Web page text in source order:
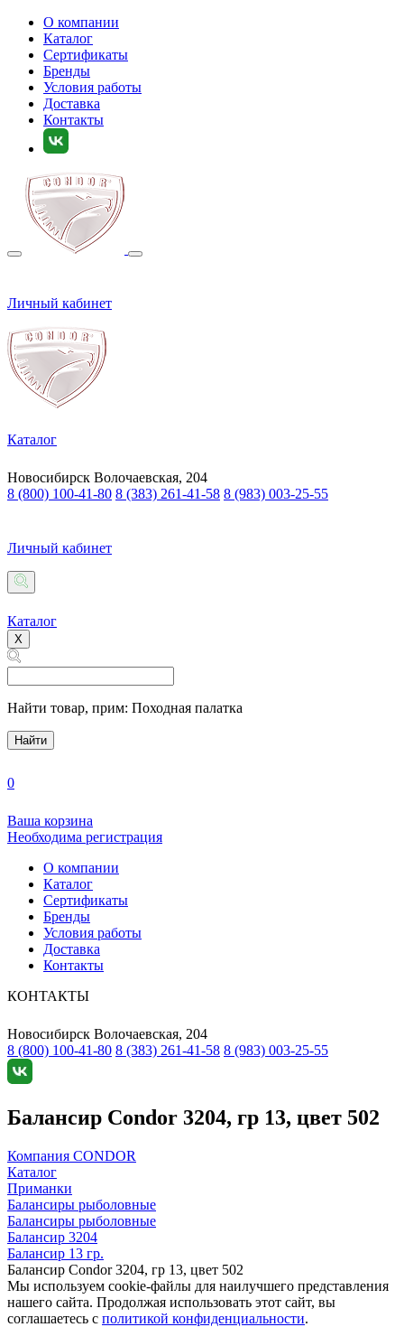
О компании
Каталог
Сертификаты
Бренды
Условия работы
Доставка
Контакты
Личный кабинет
Каталог
Новосибирск Волочаевская, 204
8 (800) 100-41-80 8 (383) 261-41-58 8 (983) 003-25-55
Личный кабинет
Каталог
X
Найти товар, прим: Походная палатка
Найти
0
Ваша корзина
Необходима регистрация
О компании
Каталог
Сертификаты
Бренды
Условия работы
Доставка
Контакты
КОНТАКТЫ
Новосибирск Волочаевская, 204
8 (800) 100-41-80 8 (383) 261-41-58 8 (983) 003-25-55
Балансир Condor 3204, гр 13, цвет 502
Компания CONDOR
Каталог
Приманки
Балансиры рыболовные
Балансиры рыболовные
Балансир 3204
Балансир 13 гр.
Балансир Condor 3204, гр 13, цвет 502
Мы используем cookie-файлы для наилучшего представления
нашего сайта. Продолжая использовать этот сайт, вы
соглашаетесь c политикой конфиденциальности.